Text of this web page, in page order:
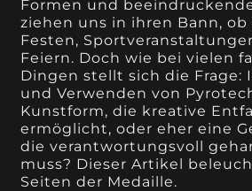
Formen und
ziehen uns in ihren Bann,
Festen,
Feiern. Doch wie bei vielen
Dingen stellt sich die Frage:
und Verwenden von
Kunstform, die kreative
ermöglicht, oder eher eine
die verantwortungsvoll
muss? Dieser Artikel
Seiten der Medaille.